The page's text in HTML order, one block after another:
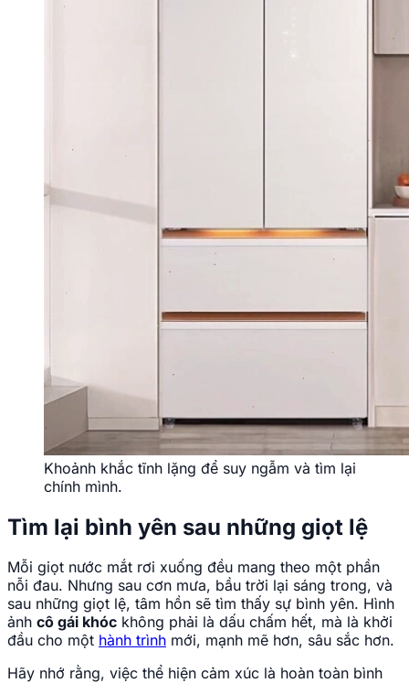
Khoảnh khắc tĩnh lặng để suy ngẫm và tìm lại
chính mình.
Tìm lại bình yên sau những giọt lệ
Mỗi giọt nước mắt rơi xuống đều mang theo một phần
nỗi đau. Nhưng sau cơn mưa, bầu trời lại sáng trong, và
sau những giọt lệ, tâm hồn sẽ tìm thấy sự bình yên. Hình
ảnh cô gái khóc không phải là dấu chấm hết, mà là khởi
đầu cho một hành trình mới, mạnh mẽ hơn, sâu sắc hơn.
Hãy nhớ rằng, việc thể hiện cảm xúc là hoàn toàn bình